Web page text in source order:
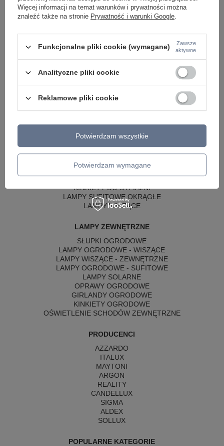
KINKIETY NAD LUSTRO
ŻYRANDOLE
LAMPY WISZĄCE CZARNE
LAMPY WISZĄCE - OKRĘGI
KINKIETY DO SYPIALNI
LAMPY SUFITOWE OKRĄGŁE
LAMPY WISZĄCE
LAMPY ZEWNĘTRZNE
SŁUPKI OGRODOWE
LAMPY OGRODOWE - WISZĄCE
LAMPY WISZĄCE - ZEWNĘTRZNE
LAMPY OGRODOWE - SUFITOWE
LAMPY SOLARNE
OPRAWY OGRODOWE
GIRLANDY OGRODOWE
KINKIETY OGRODOWE
OŚWIETLENIE SCHODÓW ZEWNĘTRZNE
PRODUCENCI
AZZARDO
ITALUX
MAYTONI
ARGON
REALITY
CANDELLUX
SIGMA
ALDEX
SOLLUX
POPULARNE KATEGORIE
Więcej informacji na temat warunków i prywatności można
znaleźć także na stronie Prywatność i warunki Google.
Funkcjonalne pliki cookie (wymagane)
Zawsze
aktywne
Analityczne pliki cookie
Reklamowe pliki cookie
Potwierdzam wymagane
Potwierdzam wszystkie